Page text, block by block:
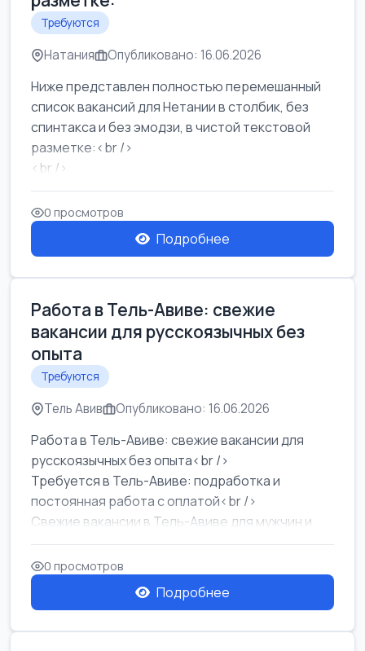
Требуются
Натания Опубликовано: 16.06.2026
Ниже представлен полностью перемешанный
список вакансий для Нетании в столбик, без
спинтакса и без эмодзи, в чистой текстовой
разметке:<br />
<br />
Работа в Нетании на мебельном производстве:
требу...
0 просмотров
Подробнее
Работа в Тель-Авиве: свежие
вакансии для русскоязычных без
опыта
Требуются
Тель Авив Опубликовано: 16.06.2026
Работа в Тель-Авиве: свежие вакансии для
русскоязычных без опыта<br />
Требуется в Тель-Авиве: подработка и
постоянная работа с оплатой<br />
Свежие вакансии в Тель-Авиве для мужчин и
женщин от хозя...
0 просмотров
Подробнее